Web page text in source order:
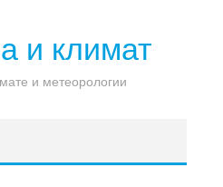
и климат
и метеорологии